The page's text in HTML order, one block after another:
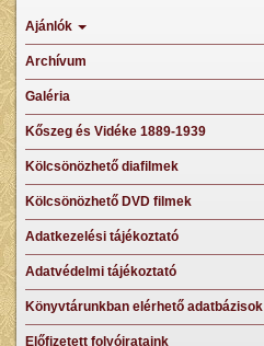
Ajánlók
Archívum
Galéria
Kőszeg és Vidéke 1889-1939
Kölcsönözhető diafilmek
Kölcsönözhető DVD filmek
Adatkezelési tájékoztató
Adatvédelmi tájékoztató
Könyvtárunkban elérhető adatbázisok
Előfizetett folyóirataink